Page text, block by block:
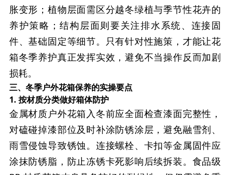
胀变形；植物层面需区分越冬绿植与季节性花卉的
养护策略；结构层面则要关注排水系统、连接固
件、基础固定等细节。只有针对性施策，才能让花
箱冬季养护真正发挥实效，避免不当操作反而加剧
损耗。
三、冬季户外花箱保养的实操要点
1. 按材质分类做好箱体防护
金属材质户外花箱入冬前应全面检查漆面完整性，
对磕碰掉漆部位及时补涂防锈涂层，避免融雪剂、
雨雪侵蚀导致锈蚀。连接螺栓、卡扣等金属固件应
涂抹防锈脂，防止冻锈卡死影响后续拆装。食品级